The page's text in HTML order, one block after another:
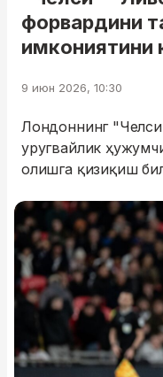
форвардини
имкониятини
9 июн 2026, 10:30
Лондоннинг
уругвайлик
олишга қизиқиш